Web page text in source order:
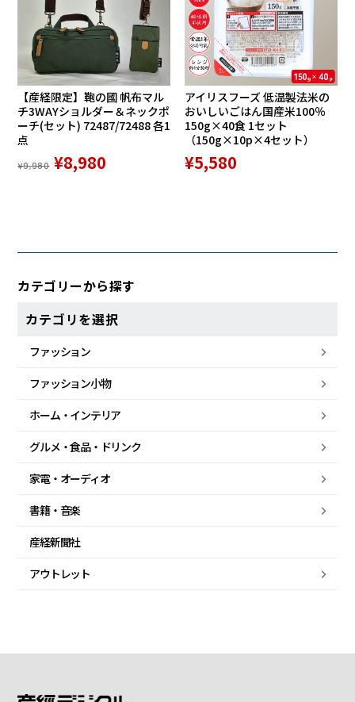
カテゴリーから探す
カテゴリを選択
ファッション
ファッション小物
ホーム・ インテリア
グルメ・食品・ ドリンク
家電・ オーディオ
書籍・音楽
産経新聞社
アウトレット
【産経限定】鞄の國 帆布マル
チ3WAYショルダー＆ネックポ
ーチ(セット) 72487/72488 各1
点
¥9,980 ¥8,980
アイリスフーズ 低温製法米の
おいしいごはん国産米100％
150g×40食 1セット
（150g×10p×4セット）
¥5,580